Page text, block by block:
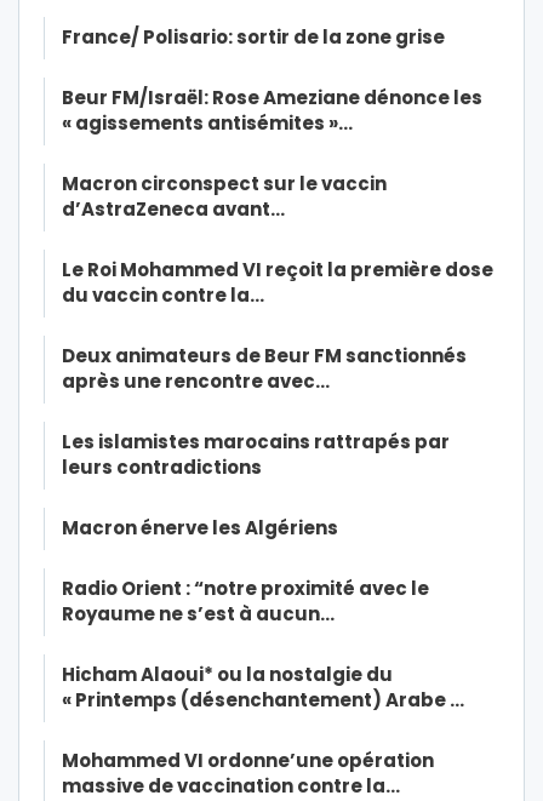
France/ Polisario: sortir de la zone grise
Beur FM/Israël: Rose Ameziane dénonce les
« agissements antisémites »…
Macron circonspect sur le vaccin
d’AstraZeneca avant…
Le Roi Mohammed VI reçoit la première dose
du vaccin contre la…
Deux animateurs de Beur FM sanctionnés
après une rencontre avec…
Les islamistes marocains rattrapés par
leurs contradictions
Macron énerve les Algériens
Radio Orient : “notre proximité avec le
Royaume ne s’est à aucun…
Hicham Alaoui* ou la nostalgie du
« Printemps (désenchantement) Arabe …
Mohammed VI ordonne’une opération
massive de vaccination contre la…